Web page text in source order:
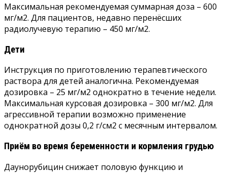
Максимальная рекомендуемая суммарная доза – 600
мг/м2. Для пациентов, недавно перенёсших
радиолучевую терапию – 450 мг/м2.
Дети
Инструкция по приготовлению терапевтического
раствора для детей аналогична. Рекомендуемая
дозировка – 25 мг/м2 однократно в течение недели.
Максимальная курсовая дозировка – 300 мг/м2. Для
агрессивной терапии возможно применение
однократной дозы 0,2 г/см2 с месячным интервалом.
Приём во время беременности и кормления грудью
Даунорубицин снижает половую функцию и